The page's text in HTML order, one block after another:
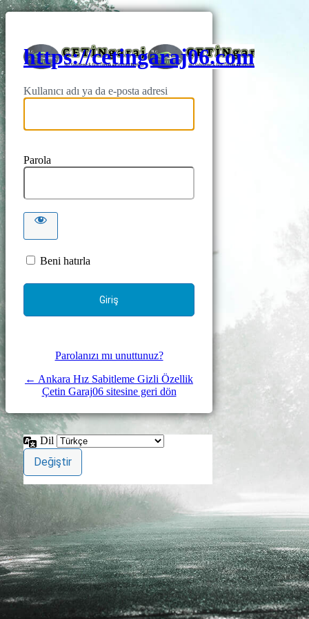
https://cetingaraj06.com
Kullanıcı adı ya da e-posta adresi
Parola
Beni hatırla
Parolanızı mı unuttunuz?
← Ankara Hız Sabitleme Gizli Özellik
Çetin Garaj06 sitesine geri dön
Dil